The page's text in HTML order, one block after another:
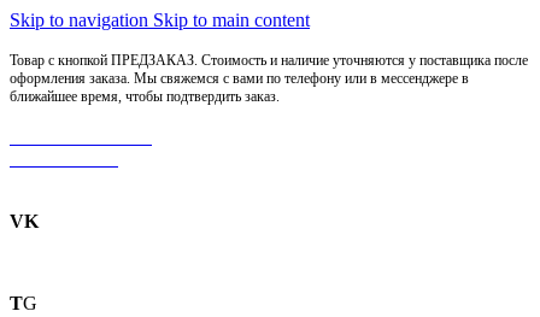
Skip to navigation Skip to main content
Товар с кнопкой ПРЕДЗАКАЗ. Стоимость и наличие уточняются у поставщика после
оформления заказа. Мы свяжемся с вами по телефону или в мессенджере в
ближайшее время, чтобы подтвердить заказ.
VK
TG